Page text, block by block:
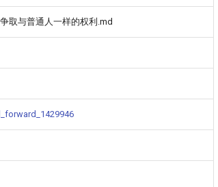
取与普通人一样的权利.md